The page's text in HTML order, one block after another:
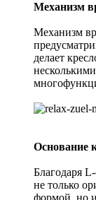
Механизм
Механизм
делает
Основание
Благодаря
не только